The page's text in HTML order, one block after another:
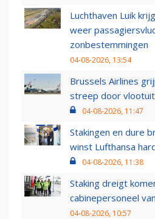
Luchthaven Luik
weer
zonbestemmingen
04-08-2026, 13:54
Brussels Airlines
streep door
04-08-2026, 11:47
Stakingen en dure
winst Lufthansa
04-08-2026, 11:38
Staking dreigt
cabinepersoneel
04-08-2026, 10:57